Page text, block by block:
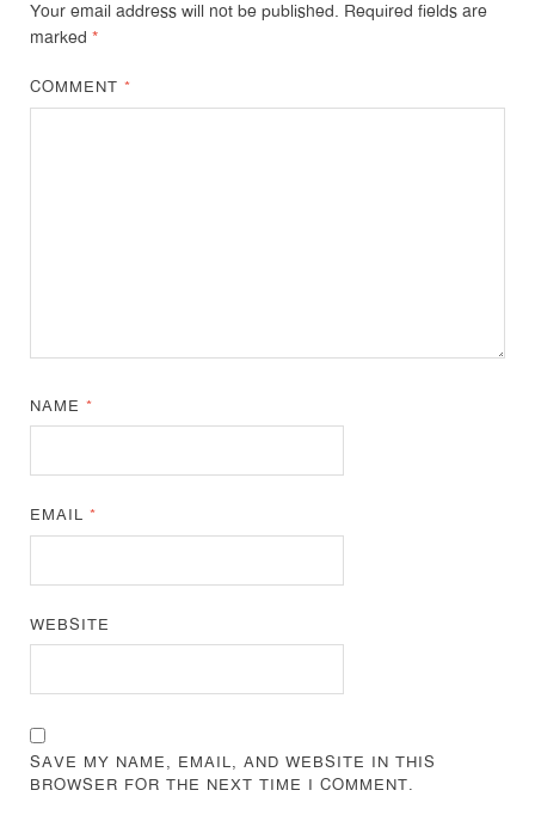
Your email address will not be published. Required fields are
marked *
COMMENT*
NAME*
EMAIL*
WEBSITE
SAVE MY NAME, EMAIL, AND WEBSITE IN THIS
BROWSER FOR THE NEXT TIME I COMMENT.